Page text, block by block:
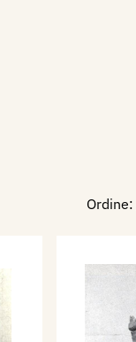
Ordine: